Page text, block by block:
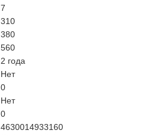
7
310
380
560
2 года
Нет
0
Нет
0
4630014933160